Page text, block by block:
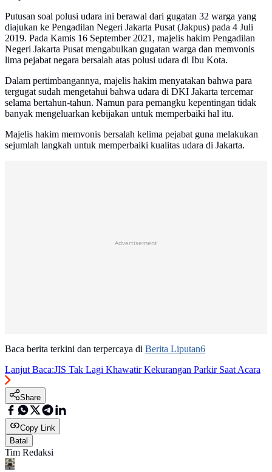
Putusan soal polusi udara ini berawal dari gugatan 32 warga yang
diajukan ke Pengadilan Negeri Jakarta Pusat (Jakpus) pada 4 Juli
2019. Pada Kamis 16 September 2021, majelis hakim Pengadilan
Negeri Jakarta Pusat mengabulkan gugatan warga dan memvonis
lima pejabat negara bersalah atas polusi udara di Ibu Kota.
Dalam pertimbangannya, majelis hakim menyatakan bahwa para
tergugat sudah mengetahui bahwa udara di DKI Jakarta tercemar
selama bertahun-tahun. Namun para pemangku kepentingan tidak
banyak mengeluarkan kebijakan untuk memperbaiki hal itu.
Majelis hakim memvonis bersalah kelima pejabat guna melakukan
sejumlah langkah untuk memperbaiki kualitas udara di Jakarta.
Advertisement
Baca berita terkini dan terpercaya di Berita Liputan6
Lanjut Baca:JIS Tak Lagi Khawatir Kekurangan Parkir Saat Acara
Share
Copy Link
Batal
Tim Redaksi